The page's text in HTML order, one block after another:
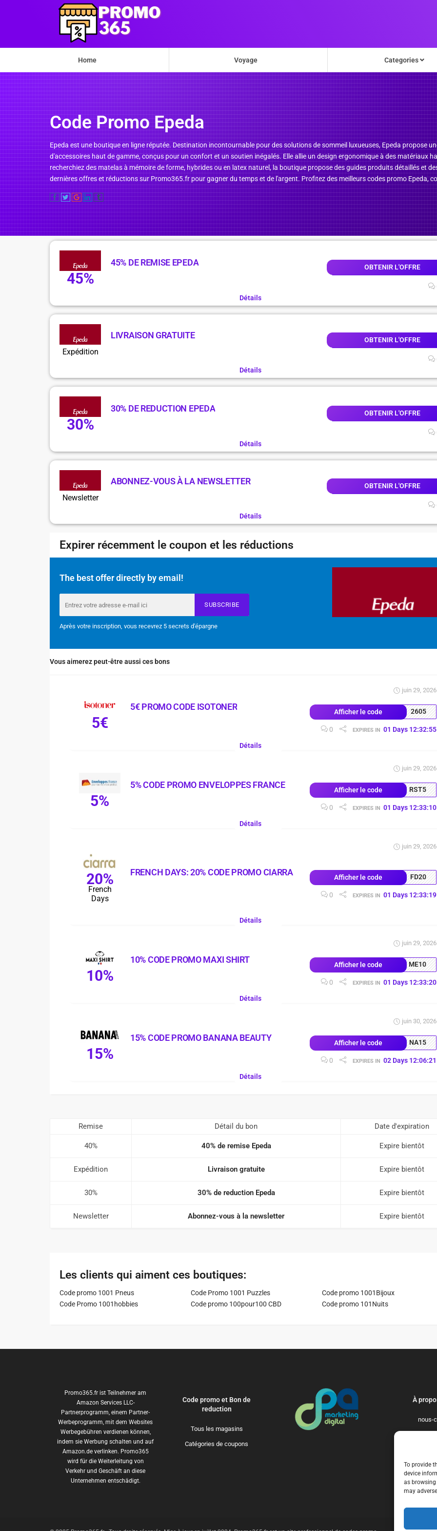
To provide
device
as
may
Home Voyage Categories
Code Promo Epeda
Epeda est une boutique en ligne réputée. Destination incontournable pour des solutions de sommeil luxueuses, Epeda propose
d'accessoires haut de gamme, conçus pour un confort et un soutien inégalés. Elle allie un design ergonomique à des matériaux
recherchiez des matelas à mémoire de forme, hybrides ou en latex naturel, la boutique propose des guides produits détaillés et
dernières offres et réductions sur Promo365.fr pour gagner du temps et de l'argent. Profitez des meilleurs codes promo Epeda,
45%
45% DE REMISE EPEDA OBTENIR L'OFFRE
Détails
Expédition
LIVRAISON GRATUITE OBTENIR L'OFFRE
Détails
30%
30% DE REDUCTION EPEDA OBTENIR L'OFFRE
Détails
Newsletter
ABONNEZ-VOUS À LA NEWSLETTER OBTENIR L'OFFRE
Détails
Expirer récemment le coupon et les réductions
The best offer directly by email!
SUBSCRIBE
Après votre inscription, vous recevrez 5 secrets d'épargne
Vous aimerez peut-être aussi ces bons
5€
5€ PROMO CODE ISOTONER
juin 29, 2026
Afficher le code 2605
0 EXPIRES IN 01 Days 12:32:54
Détails
5%
5% CODE PROMO ENVELOPPES FRANCE
juin 29, 2026
Afficher le code RST5
0 EXPIRES IN 01 Days 12:33:09
Détails
20%
French
Days
FRENCH DAYS: 20% CODE PROMO CIARRA
juin 29, 2026
Afficher le code FD20
0 EXPIRES IN 01 Days 12:33:18
Détails
10%
10% CODE PROMO MAXI SHIRT
juin 29, 2026
Afficher le code ME10
0 EXPIRES IN 01 Days 12:33:19
Détails
15%
15% CODE PROMO BANANA BEAUTY
juin 30, 2026
Afficher le code NA15
0 EXPIRES IN 02 Days 12:06:20
Détails
Remise Détail du bon Date d'expiration
40% 40% de remise Epeda Expire bientôt
Expédition Livraison gratuite Expire bientôt
30% 30% de reduction Epeda Expire bientôt
Newsletter Abonnez-vous à la newsletter Expire bientôt
Les clients qui aiment ces boutiques:
Code promo 1001 Pneus Code Promo 1001 Puzzles
Code promo 1001Bijoux
Code Promo 1001hobbies
Code promo 100pour100 CBD Code promo 101Nuits
Promo365.fr ist Teilnehmer am
Amazon Services LLC-
Partnerprogramm, einem Partner-
Werbeprogramm, mit dem Websites
Werbegebühren verdienen können,
indem sie Werbung schalten und auf
Amazon.de verlinken. Promo365
wird für die Weiterleitung von
Verkehr und Geschäft an diese
Unternehmen entschädigt.
Code promo et Bon de
reduction
Tous les magasins
Catégories de coupons
À
nous-